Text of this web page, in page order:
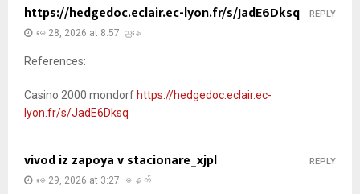
https://hedgedoc.eclair.ec-lyon.fr/s/JadE6Dksq
မေ 28, 2026 at 8:57 ညနေ
References:
Casino 2000 mondorf https://hedgedoc.eclair.ec-
lyon.fr/s/JadE6Dksq
REPLY
vivod iz zapoya v stacionare_xjpl
မေ 29, 2026 at 3:27 မနက်
REPLY